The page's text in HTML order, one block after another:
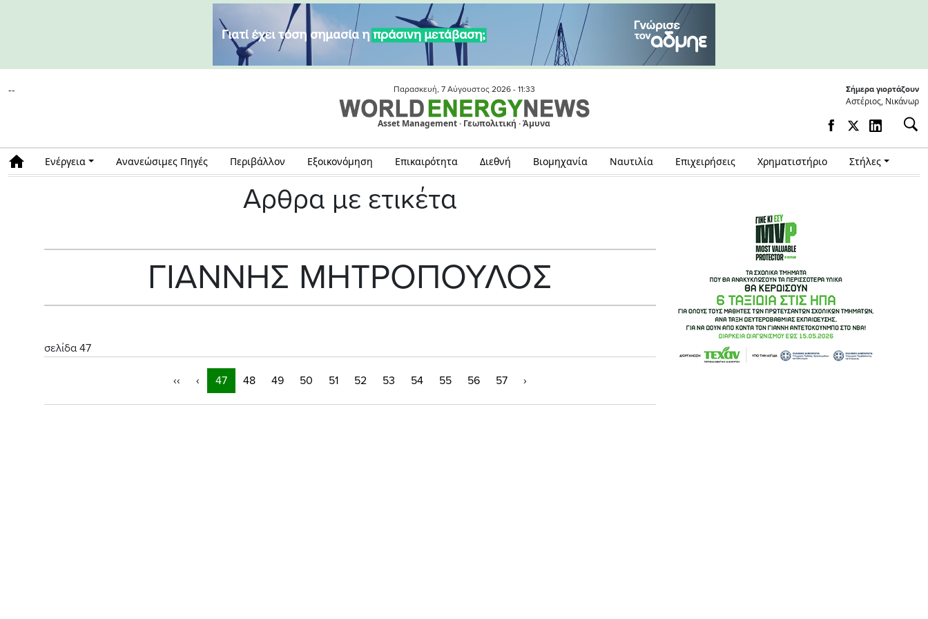
-- Παρασκευή, 7 Αύγουστος 2026 - 11:33
Asset Management · Γεωπολιτική · Άμυνα
Σήμερα γιορτάζουν
Αστέριος, Νικάνωρ
Ενέργεια Ανανεώσιμες Πηγές Περιβάλλον Εξοικονόμηση Επικαιρότητα Διεθνή Βιομηχανία Ναυτιλία Επιχειρήσεις Χρηματιστήριο Στήλες
Αρθρα με ετικέτα
ΓΙΑΝΝΗΣ ΜΗΤΡΟΠΟΥΛΟΣ
σελίδα 47
‹‹ ‹ 47 48 49 50 51 52 53 54 55 56 57 ›